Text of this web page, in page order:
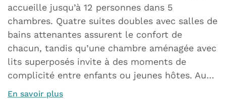
accueille jusqu’à 12 personnes dans 5
chambres. Quatre suites doubles avec salles de
bains attenantes assurent le confort de
chacun, tandis qu’une chambre aménagée avec
lits superposés invite à des moments de
complicité entre enfants ou jeunes hôtes. Au…
En savoir plus